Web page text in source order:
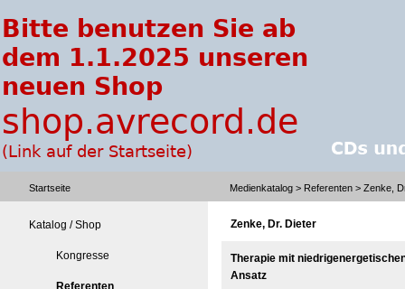
Startseite Medienkatalog > Referenten > Zenke,
Katalog / Shop
Kongresse
Referenten
Zenke, Dr. Dieter
Therapie mit
Ansatz